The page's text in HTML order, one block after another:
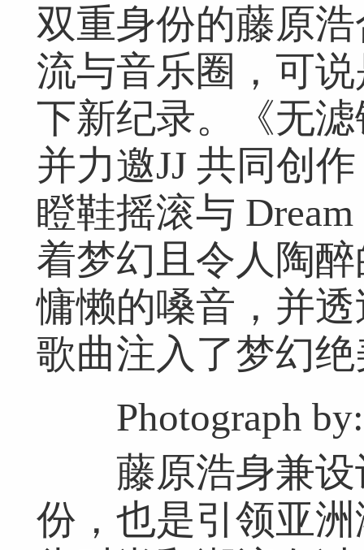
双重身份的藤原
流与音乐圈，可
下新纪录。《无
并力邀JJ 共同创
瞪鞋摇滚与
着梦幻且令人陶
慵懒的嗓音，并
歌曲注入了梦幻
Photograph by:
藤原浩身兼设
份，也是引领亚